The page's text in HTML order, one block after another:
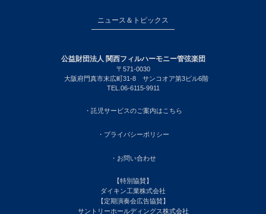
ニュース＆トピックス
公益財団法人 関西フィルハーモニー管弦楽団
〒571-0030
大阪府門真市末広町31-8 サンコオア第3ビル6階
TEL.06-6115-9911
・託児サービスのご案内はこちら
・プライバシーポリシー
・お問い合わせ
【特別協賛】
ダイキン工業株式会社
【定期演奏会広告協賛】
サントリーホールディングス株式会社